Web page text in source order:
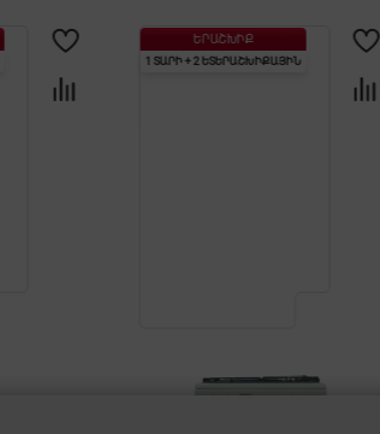
ԵՐԱՇԽԻՔ
1 ՏԱՐԻ + 2 ԵՏԵՐԱՇԽԻՔԱՅԻՆ